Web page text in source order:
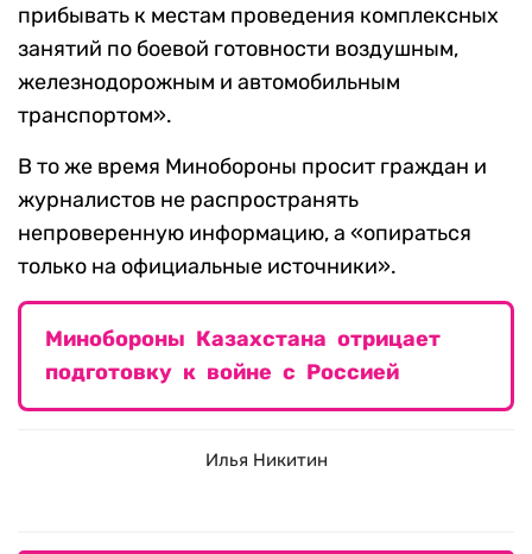
прибывать к местам проведения комплексных
занятий по боевой готовности воздушным,
железнодорожным и автомобильным
транспортом».
В то же время Минобороны просит граждан и
журналистов не распространять
непроверенную информацию, а «опираться
только на официальные источники».
Минобороны Казахстана отрицает
подготовку к войне с Россией
Илья Никитин